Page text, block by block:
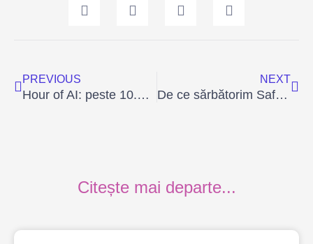
PREVIOUS
Hour of AI: peste 10.000 de copii din România au învățat să controleze inteligența artificială
NEXT
De ce sărbătorim Safer Internet Day – Ziua Internetului mai Sigur?
Citește mai departe...